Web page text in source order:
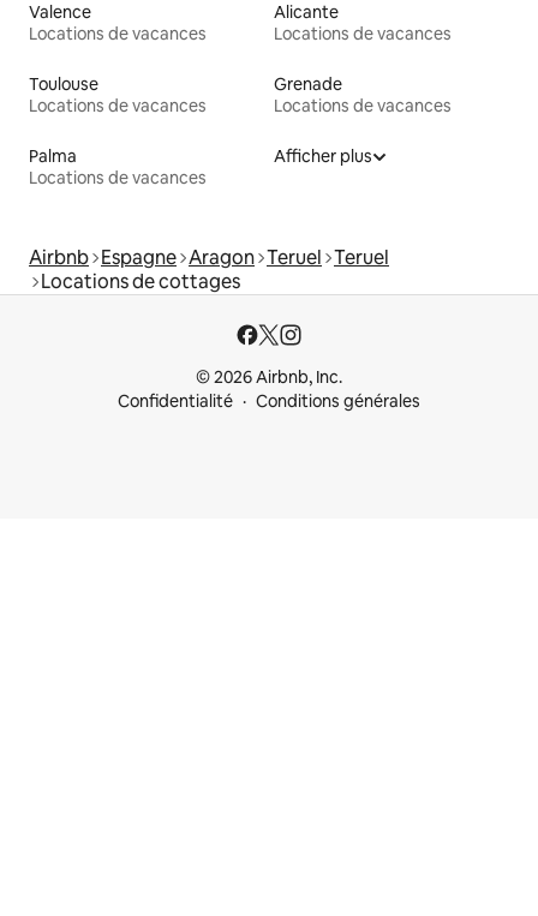
Valence
Locations de vacances
Alicante
Locations de vacances
Toulouse
Locations de vacances
Grenade
Locations de vacances
Palma
Locations de vacances
Afficher plus
Airbnb Espagne Aragon Teruel Teruel
Locations de cottages
© 2026 Airbnb, Inc.
Confidentialité
Conditions générales